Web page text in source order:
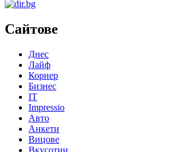
Сайтове
Днес
Лайф
Корнер
Бизнес
IT
Impressio
Авто
Анкети
Вицове
Вкусотии